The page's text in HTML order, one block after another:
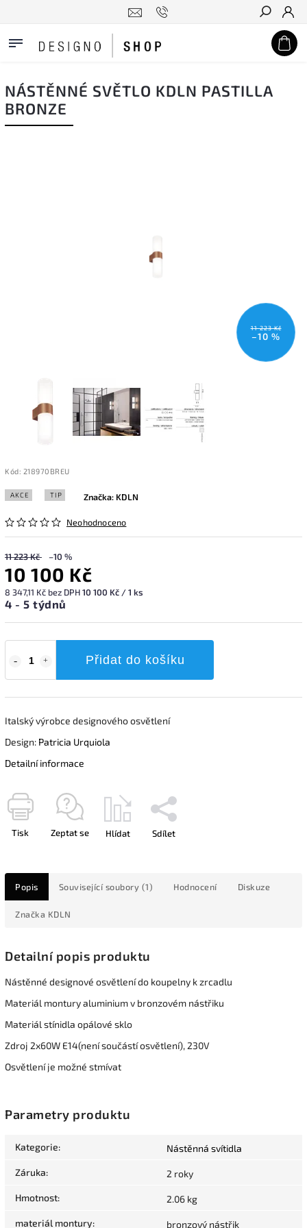
Hledat
NÁSTĚNNÉ SVĚTLO KDLN PASTILLA
BRONZE
11 223 Kč
–10 %
Kód: 218970BREU
AKCE TIP
Neohodnoceno
Značka: KDLN
11 223 Kč –10 %
10 100 Kč
8 347,11 Kč bez DPH10 100 Kč / 1 ks
4 - 5 týdnů
Přidat do košíku
Italský výrobce designového osvětlení
Design: Patricia Urquiola
Detailní informace
Tisk Zeptat se Hlídat Sdílet
Popis Související soubory (1) Hodnocení Diskuze
Značka KDLN
Detailní popis produktu
Nástěnné designové osvětlení do koupelny k zrcadlu
Materiál montury aluminium v bronzovém nástřiku
Materiál stínidla opálové sklo
Zdroj 2x60W E14(není součástí osvětlení), 230V
Osvětlení je možné stmívat
Parametry produktu
Kategorie: Nástěnná svítidla
Záruka: 2 roky
Hmotnost: 2.06 kg
materiál montury: bronzový nástřik